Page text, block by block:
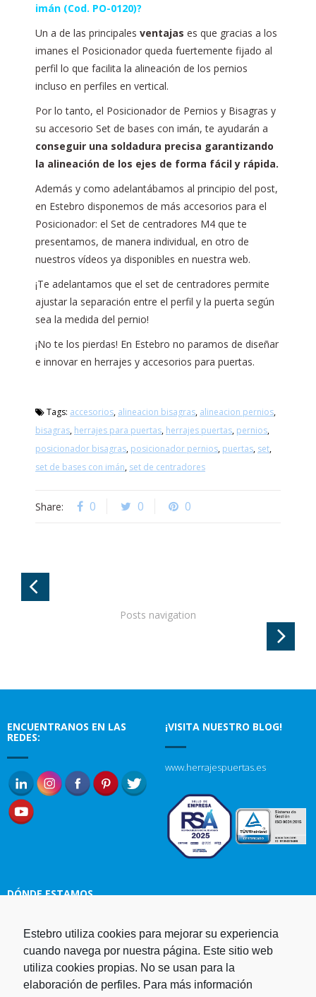
imán (Cod. PO-0120)?
Un a de las principales ventajas es que gracias a los
imanes el Posicionador queda fuertemente fijado al
perfil lo que facilita la alineación de los pernios
incluso en perfiles en vertical.
Por lo tanto, el Posicionador de Pernios y Bisagras y
su accesorio Set de bases con imán, te ayudarán a
conseguir una soldadura precisa garantizando
la alineación de los ejes de forma fácil y rápida.
Además y como adelantábamos al principio del post,
en Estebro disponemos de más accesorios para el
Posicionador: el Set de centradores M4 que te
presentamos, de manera individual, en otro de
nuestros vídeos ya disponibles en nuestra web.
¡Te adelantamos que el set de centradores permite
ajustar la separación entre el perfil y la puerta según
sea la medida del pernio!
¡No te los pierdas! En Estebro no paramos de diseñar
e innovar en herrajes y accesorios para puertas.
Tags: accesorios, alineacion bisagras, alineacion pernios,
bisagras, herrajes para puertas, herrajes puertas, pernios,
posicionador bisagras, posicionador pernios, puertas, set,
set de bases con imán, set de centradores
Share: 0 0 0
Posts navigation
ENCUENTRANOS EN LAS
REDES:
¡VISITA NUESTRO BLOG!
www.herrajespuertas.es
DÓNDE ESTAMOS
Estampaciones EBRO, S.L.
Polg. Ind. Malpica-Alfindén C/H
naves 10, 12, 14 y 5 50171 La
Puebla de Alfindén Zaragoza,
Estebro utiliza cookies para mejorar su experiencia
cuando navega por nuestra página. Este sitio web
utiliza cookies propias. No se usan para la
elaboración de perfiles. Para más información